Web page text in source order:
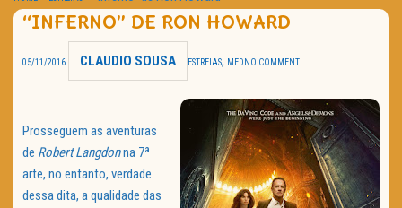
HOME CINEMA
NOTA PESSOAL
Política de Privacidade
“INFERNO” DE RON HOWARD
05/11/2016 CLAUDIO SOUSA ESTREIAS, MED NO COMMENT
Prosseguem as aventuras
de Robert Langdonna 7ª
arte, no entanto, verdade
dessa dita, a qualidade das